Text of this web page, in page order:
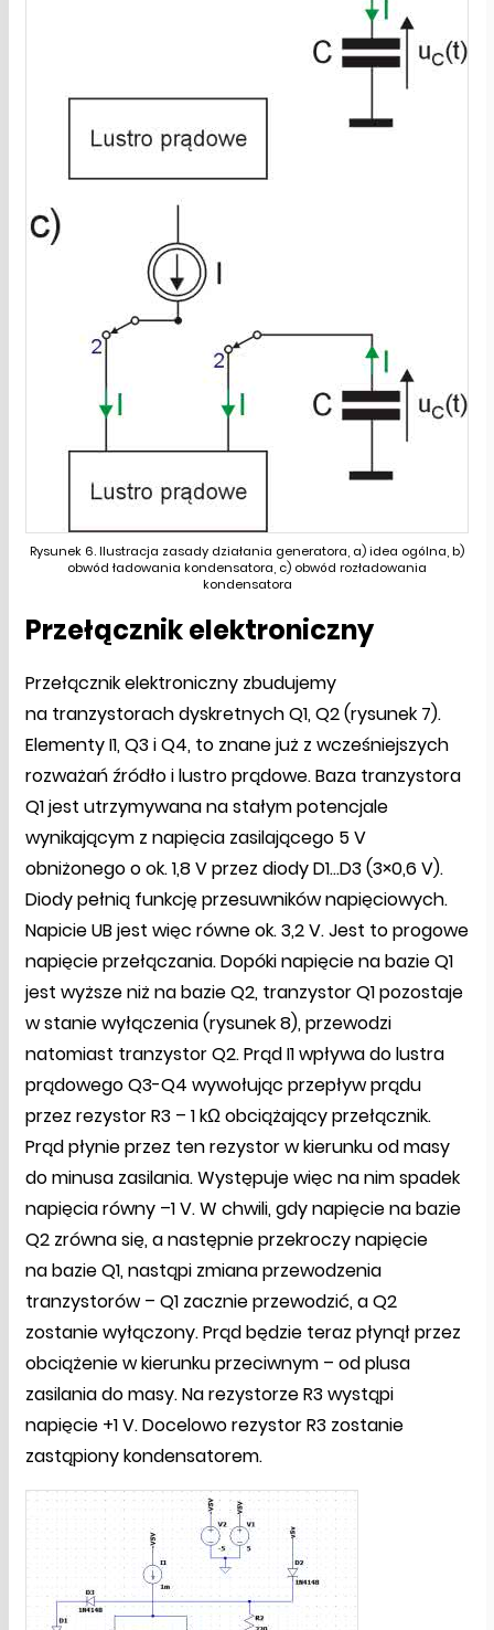
Rysunek 6. Ilustracja zasady działania generatora, a) idea ogólna, b)
obwód ładowania kondensatora, c) obwód rozładowania
kondensatora
Przełącznik elektroniczny
Przełącznik elektroniczny zbudujemy
na tranzystorach dyskretnych Q1, Q2 (rysunek 7).
Elementy I1, Q3 i Q4, to znane już z wcześniejszych
rozważań źródło i lustro prądowe. Baza tranzystora
Q1 jest utrzymywana na stałym potencjale
wynikającym z napięcia zasilającego 5 V
obniżonego o ok. 1,8 V przez diody D1...D3 (3×0,6 V).
Diody pełnią funkcję przesuwników napięciowych.
Napicie UB jest więc równe ok. 3,2 V. Jest to progowe
napięcie przełączania. Dopóki napięcie na bazie Q1
jest wyższe niż na bazie Q2, tranzystor Q1 pozostaje
w stanie wyłączenia (rysunek 8), przewodzi
natomiast tranzystor Q2. Prąd I1 wpływa do lustra
prądowego Q3-Q4 wywołując przepływ prądu
przez rezystor R3 – 1 kΩ obciążający przełącznik.
Prąd płynie przez ten rezystor w kierunku od masy
do minusa zasilania. Występuje więc na nim spadek
napięcia równy –1 V. W chwili, gdy napięcie na bazie
Q2 zrówna się, a następnie przekroczy napięcie
na bazie Q1, nastąpi zmiana przewodzenia
tranzystorów – Q1 zacznie przewodzić, a Q2
zostanie wyłączony. Prąd będzie teraz płynął przez
obciążenie w kierunku przeciwnym – od plusa
zasilania do masy. Na rezystorze R3 wystąpi
napięcie +1 V. Docelowo rezystor R3 zostanie
zastąpiony kondensatorem.